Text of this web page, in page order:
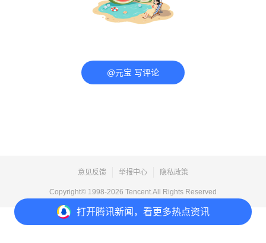
打开腾讯新闻，看更多热点资讯
@元宝 写评论
意见反馈 举报中心 隐私政策
Copyright© 1998-2026 Tencent.All Rights Reserved